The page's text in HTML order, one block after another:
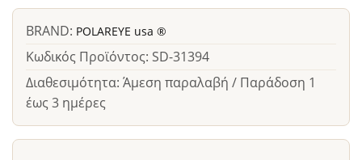
BRAND: POLAREYE usa ®
Κωδικός Προϊόντος: SD-31394
Διαθεσιμότητα: Άμεση παραλαβή / Παράδοση 1
έως 3 ημέρες